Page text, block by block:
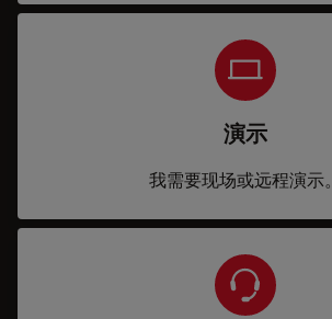
演示
我需要现场或远程演示。